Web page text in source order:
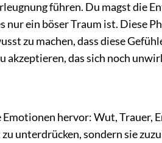
führen. Du magst die
ein böser Traum ist. Diese
zu machen, dass diese
akzeptieren, das sich noch
hervor: Wut, Trauer,
unterdrücken, sondern sie